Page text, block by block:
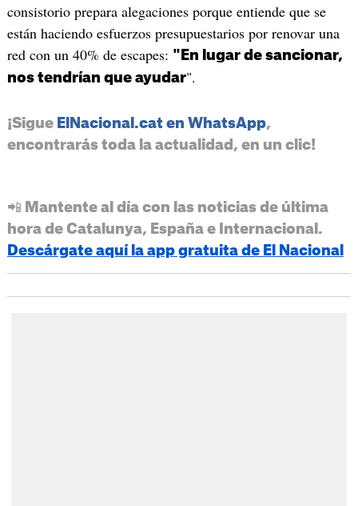
consistorio prepara alegaciones porque entiende que se
están haciendo esfuerzos presupuestarios por renovar una
red con un 40% de escapes: "En lugar de sancionar,
nos tendrían que ayudar".
¡Sigue ElNacional.cat en WhatsApp,
encontrarás toda la actualidad, en un clic!
📲 Mantente al día con las noticias de última
hora de Catalunya, España e Internacional.
Descárgate aquí la app gratuita de El Nacional